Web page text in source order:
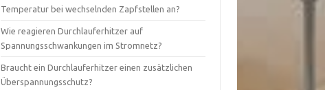
Temperatur bei wechselnden Zapfstellen an?
Wie reagieren Durchlauferhitzer auf
Spannungsschwankungen im Stromnetz?
Braucht ein Durchlauferhitzer einen zusätzlichen
Überspannungsschutz?